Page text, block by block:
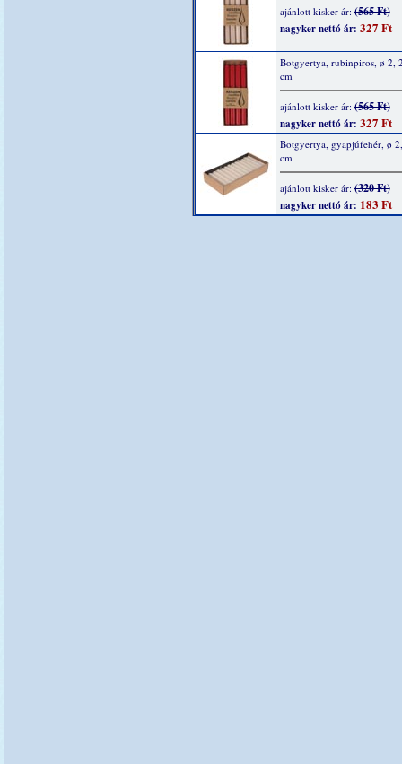
ajánlott kisker ár:(565 Ft)
nagyker nettó ár: 327 Ft
Botgyertya, rubinpiros, ø 2,
cm
ajánlott kisker ár:(565 Ft)
nagyker nettó ár: 327 Ft
Botgyertya, gyapjúfehér, ø
cm
ajánlott kisker ár:(320 Ft)
nagyker nettó ár: 183 Ft